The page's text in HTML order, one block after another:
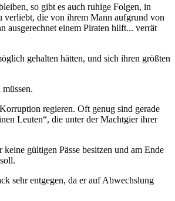
so gibt es auch ruhige Folgen, in
verliebt, die von ihrem Mann aufgrund von
ausgerechnet einem Piraten hilft... verrät
gehalten hätten, und sich ihren größten
regieren. Oft genug sind gerade
Leuten“, die unter der Machtgier ihrer
gültigen Pässe besitzen und am Ende
sehr entgegen, da er auf Abwechslung